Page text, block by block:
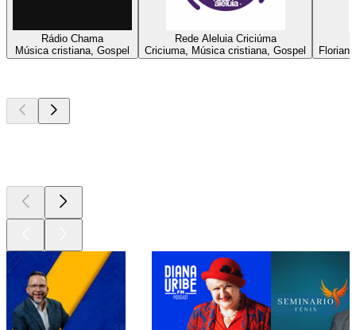
Rádio Chama
Música cristiana, Gospel
Rede Aleluia Criciúma
Criciuma, Música cristiana, Gospel